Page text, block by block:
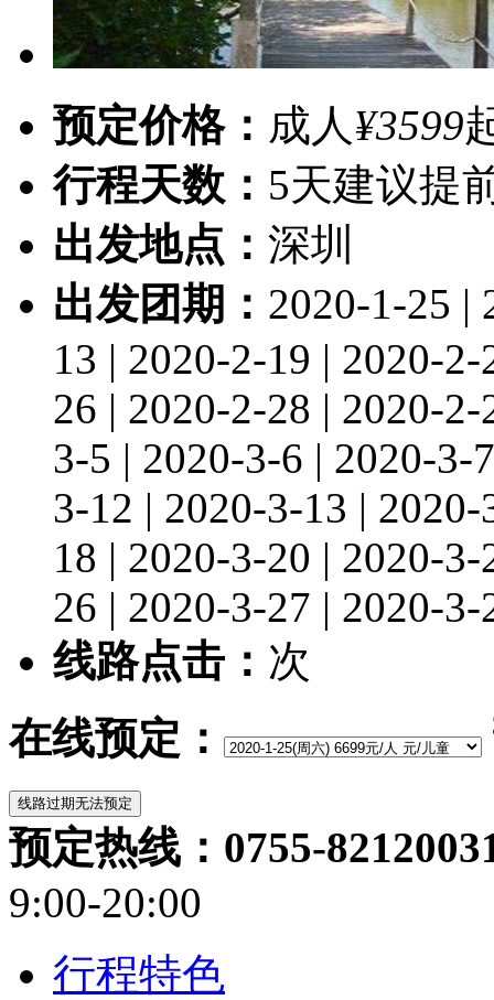
预定价格： 成人 ¥3599
行程天数： 5天建议提
出发地点： 深圳
出发团期： 2020-1-25 |
13 | 2020-2-19 | 2020-
26 | 2020-2-28 | 2020-
3-5 | 2020-3-6 | 2020-3-
3-12 | 2020-3-13 |
18 | 2020-3-20 | 2020-
26 | 2020-3-27 | 2020-
线路点击： 次
在线预定：
预定热线：0755-
9:00-20:00
行程特色